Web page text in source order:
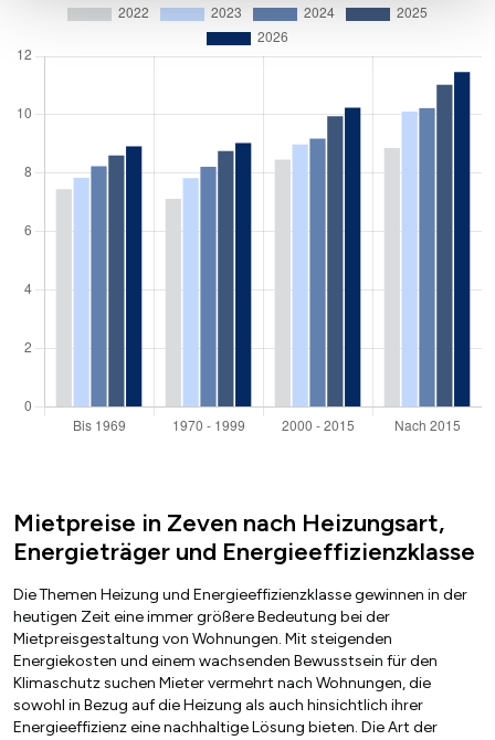
Mietpreise in Zeven nach Heizungsart,
Energieträger und Energieeffizienzklasse
Die Themen Heizung und Energieeffizienzklasse gewinnen in der
heutigen Zeit eine immer größere Bedeutung bei der
Mietpreisgestaltung von Wohnungen. Mit steigenden
Energiekosten und einem wachsenden Bewusstsein für den
Klimaschutz suchen Mieter vermehrt nach Wohnungen, die
sowohl in Bezug auf die Heizung als auch hinsichtlich ihrer
Energieeffizienz eine nachhaltige Lösung bieten. Die Art der